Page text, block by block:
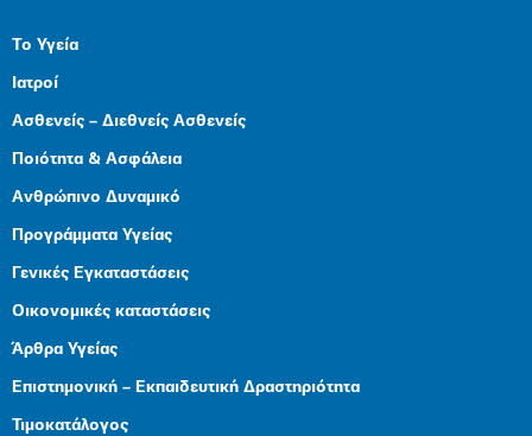
Το Υγεία
Ιατροί
Ασθενείς – Διεθνείς Ασθενείς
Ποιότητα & Ασφάλεια
Ανθρώπινο Δυναμικό
Προγράμματα Υγείας
Γενικές Εγκαταστάσεις
Οικονομικές καταστάσεις
Άρθρα Υγείας
Επιστημονική – Εκπαιδευτική Δραστηριότητα
Τιμοκατάλογος